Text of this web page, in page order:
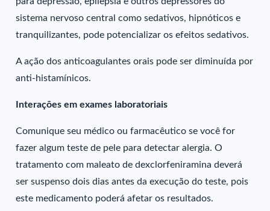
sistema nervoso central como sedativos, hipnóticos e
tranquilizantes, pode potencializar os efeitos sedativos.
A ação dos anticoagulantes orais pode ser diminuída por
anti-histamínicos.
Interações em exames laboratoriais
Comunique seu médico ou farmacêutico se você for
fazer algum teste de pele para detectar alergia. O
tratamento com maleato de dexclorfeniramina deverá
ser suspenso dois dias antes da execução do teste, pois
este medicamento poderá afetar os resultados.